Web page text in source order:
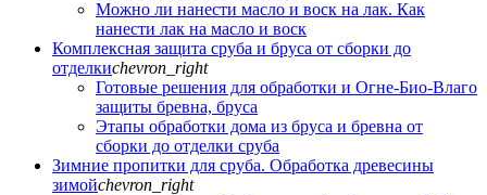
Можно ли нанести масло и воск на лак. Как
нанести лак на масло и воск
Комплексная защита сруба и бруса от сборки до
отделкиchevron_right
Готовые решения для обработки и Огне-Био-Влаго
защиты бревна, бруса
Этапы обработки дома из бруса и бревна от
сборки до отделки сруба
Зимние пропитки для сруба. Обработка древесины
зимойchevron_right